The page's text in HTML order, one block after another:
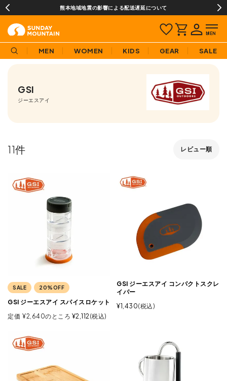
熊本地域地震の影響による配送遅延について
MEN WOMEN KIDS GEAR SALE
GSI
ジーエスアイ
レビュー順
11
SALE 20%OFF
GSI ジーエスアイ スパイスロケット
定価 ¥2,640のところ ¥2,112 税込
GSI ジーエスアイ コンパクトスクレ
イパー
¥1,430 税込